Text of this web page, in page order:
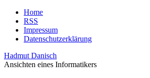
Home
RSS
Impressum
Datenschutzerklärung
Hadmut Danisch
Ansichten eines Informatikers